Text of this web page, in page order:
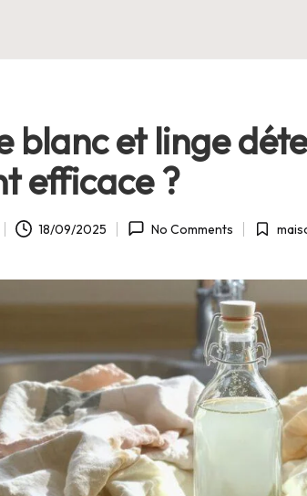
blanc et linge
efficace ?
18/09/2025 No Comments
Posted